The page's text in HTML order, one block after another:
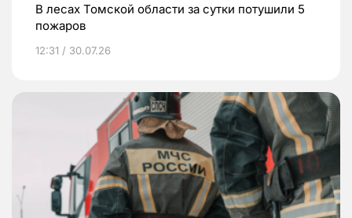
В лесах Томской области за сутки потушили 5
пожаров
12:31 / 30.07.26